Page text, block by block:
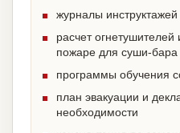
журналы
расчет
пожаре для суши-бара
программы обучения
план эвакуации и
необходимости